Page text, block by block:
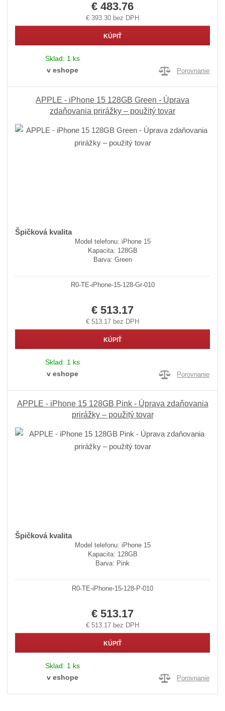
€ 483.76
€ 393.30 bez DPH
KÚPIŤ
Sklad: 1 ks
v eshope
Porovnanie
APPLE - iPhone 15 128GB Green - Úprava
zdaňovania prirážky – použitý tovar
Špičková kvalita
Model telefonu: iPhone 15
Kapacita: 128GB
Barva: Green
R0-TE-iPhone-15-128-Gr-010
€ 513.17
€ 513.17 bez DPH
KÚPIŤ
Sklad: 1 ks
v eshope
Porovnanie
APPLE - iPhone 15 128GB Pink - Úprava zdaňovania
prirážky – použitý tovar
Špičková kvalita
Model telefonu: iPhone 15
Kapacita: 128GB
Barva: Pink
R0-TE-iPhone-15-128-P-010
€ 513.17
€ 513.17 bez DPH
KÚPIŤ
Sklad: 1 ks
v eshope
Porovnanie